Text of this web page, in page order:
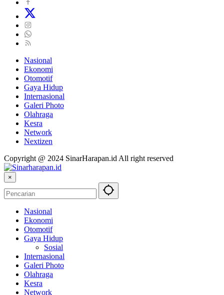
Nasional
Ekonomi
Otomotif
Gaya Hidup
Internasional
Galeri Photo
Olahraga
Kesra
Network
Nextizen
Copyright @ 2024 SinarHarapan.id All right reserved
×
Nasional
Ekonomi
Otomotif
Gaya Hidup
Sosial
Internasional
Galeri Photo
Olahraga
Kesra
Network